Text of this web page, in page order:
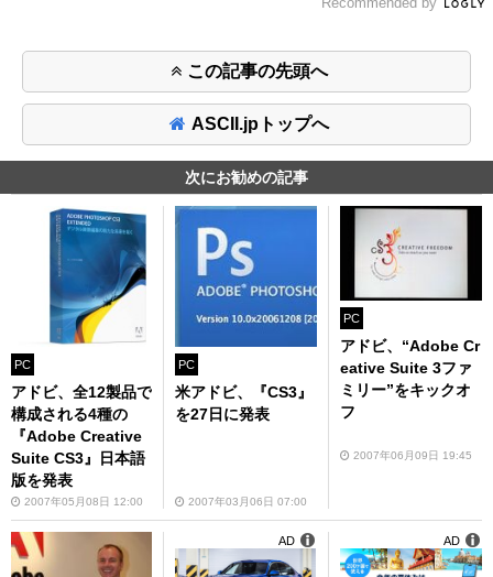
この記事の先頭へ
ASCII.jpトップへ
次にお勧めの記事
PC
アドビ、全12製品で
構成される4種の
『Adobe Creative
Suite CS3』日本語
版を発表
2007年05月08日 12:00
PC
米アドビ、『CS3』
を27日に発表
2007年03月06日 07:00
PC
アドビ、“Adobe Cr
eative Suite 3ファ
ミリー”をキックオ
フ
2007年06月09日 19:45
AD AD